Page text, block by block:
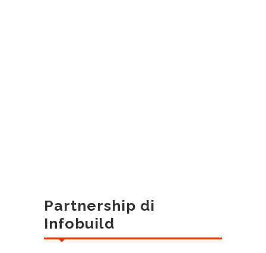
Partnership di
Infobuild